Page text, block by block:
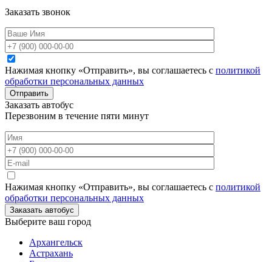
Заказать звонок
Нажимая кнопку «Отправить», вы соглашаетесь с политикой
обработки персональных данных
Отправить
Заказать автобус
Перезвоним в течение пяти минут
Нажимая кнопку «Отправить», вы соглашаетесь с политикой
обработки персональных данных
Заказать автобус
Выберите ваш город
Архангельск
Астрахань